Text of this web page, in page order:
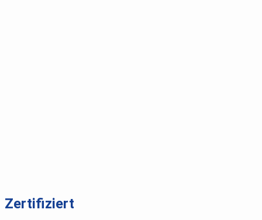
Zertifiziert